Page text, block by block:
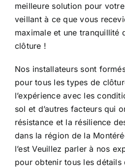
meilleure solution pour
veillant à ce que vous
maximale et une tranquillité
clôture !
Nos installateurs sont
pour tous les types de
l’expérience avec les
sol et d’autres facteurs qui
résistance et la résilience
dans la région de la
l’est Veuillez parler à nos
pour obtenir tous les détails